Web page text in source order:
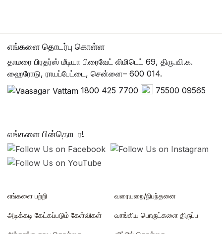
எங்களை தொடர்பு கொள்ள
தாமரை பிரதர்ஸ் மீடியா பிரைவேட் லிமிடெட் 69, திரு.வி.க.
ஹைரோடு, ராயப்பேட்டை, சென்னை– 600 014.
1800 425 7700
75500 09565
எங்களை பின்தொடர!
எங்களை பற்றி
அடிக்கடி கேட்கப்படும் கேள்விகள்
வரையறை/நிபந்தனை
வாங்கிய பொருட்களை திருப்ப